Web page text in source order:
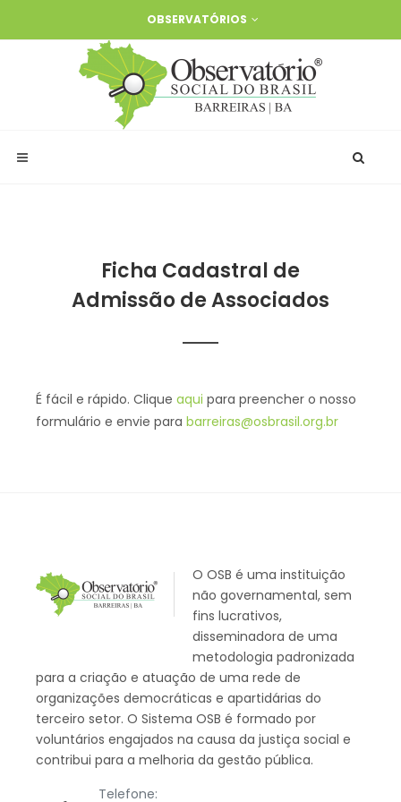
OBSERVATÓRIOS
Ficha Cadastral de
Admissão de Associados
É fácil e rápido. Clique aqui para preencher o nosso
formulário e envie para barreiras@osbrasil.org.br
O OSB é uma instituição
não governamental, sem
fins lucrativos,
disseminadora de uma
metodologia padronizada
para a criação e atuação de uma rede de
organizações democráticas e apartidárias do
terceiro setor. O Sistema OSB é formado por
voluntários engajados na causa da justiça social e
contribui para a melhoria da gestão pública.
Telefone: